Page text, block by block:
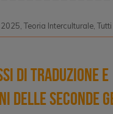
2025,Teoria Interculturale,
di traduzione e
delle seconde